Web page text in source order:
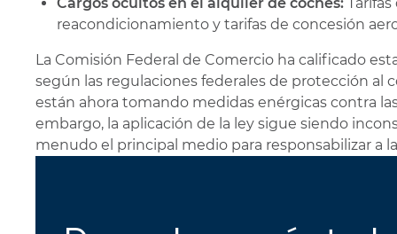
reacondicionamiento y tarifas de concesión
La Comisión Federal de Comercio ha calificado
según las regulaciones federales de protección al
están ahora tomando medidas enérgicas contra
embargo, la aplicación de la ley sigue siendo
menudo el principal medio para responsabilizar a